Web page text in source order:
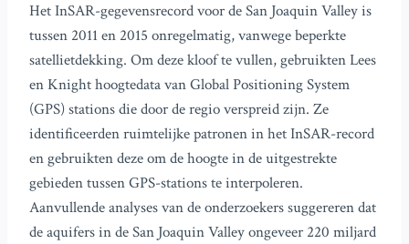
Het InSAR-gegevensrecord voor de San Joaquin Valley is
tussen 2011 en 2015 onregelmatig, vanwege beperkte
satellietdekking. Om deze kloof te vullen, gebruikten Lees
en Knight hoogtedata van Global Positioning System
(GPS) stations die door de regio verspreid zijn. Ze
identificeerden ruimtelijke patronen in het InSAR-record
en gebruikten deze om de hoogte in de uitgestrekte
gebieden tussen GPS-stations te interpoleren.
Aanvullende analyses van de onderzoekers suggereren dat
de aquifers in de San Joaquin Valley ongeveer 220 miljard